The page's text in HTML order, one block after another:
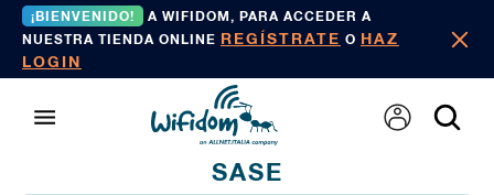
¡BIENVENIDO!
A WIFIDOM, PARA ACCEDER A
NUESTRA TIENDA ONLINE REGÍSTRATE O HAZ
LOGIN
SASE